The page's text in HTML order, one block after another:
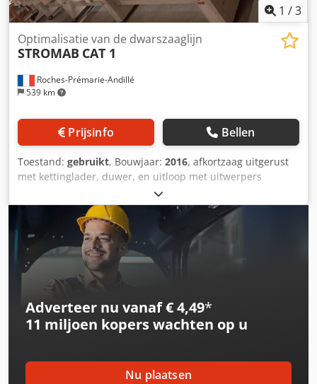
1 /3
Roches-Prémarie-Andillé
539 km
Optimalisatie van de dwarszaaglijn
STROMAB CAT 1
Prijsinfo Bellen
Toestand: gebruikt, Bouwjaar: 2016, afkortzaag uitgerust
met kettinglader, duwer, en uitloop met uitwerpers
hogesnelheidsafkortzaag Dedpfx Afozb Rhmenjck
Adverteer nu vanaf € 4,49*
11 miljoen koperswachten op u
Nu plaatsen